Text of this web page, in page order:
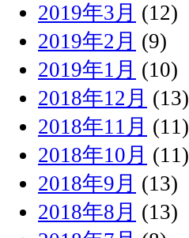
2019年3月 (12)
2019年2月 (9)
2019年1月 (10)
2018年12月 (13)
2018年11月 (11)
2018年10月 (11)
2018年9月 (13)
2018年8月 (13)